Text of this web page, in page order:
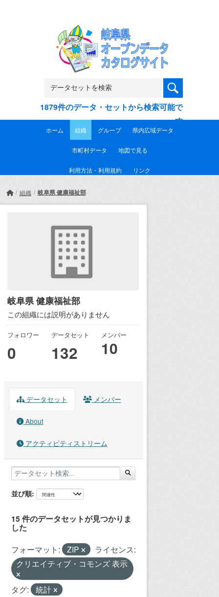
1879件のデータ・セットから検索可能で
す
ホーム 組織 グループ 県内広域データ
市町村データ 地図で見る
利用方法・利用規約 リンク
組織 岐阜県 健康福祉部
岐阜県 健康福祉部
この組織には説明がありません
フォロワー
0
データセット
132
メンバー
10
データセット メンバー
About
アクティビティストリーム
並び順
15 件のデータセットが見つかりま
した
フォーマット: ZIP
ライセンス:
クリエイティブ・コモンズ 表示
タグ: 統計